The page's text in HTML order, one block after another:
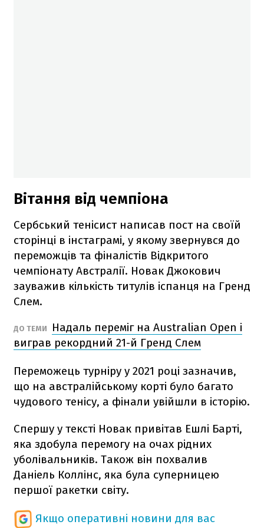
Вітання від чемпіона
Сербський тенісист написав пост на своїй
сторінці в інстаграмі, у якому звернувся до
переможців та фіналістів Відкритого
чемпіонату Австралії. Новак Джокович
зауважив кількість титулів іспанця на Гренд
Слем.
ДО ТЕМИ
Надаль переміг на Australian Open і
виграв рекордний 21-й Гренд Слем
Переможець турніру у 2021 році зазначив,
що на австралійському корті було багато
чудового тенісу, а фінали увійшли в історію.
Спершу у тексті Новак привітав Ешлі Барті,
яка здобула перемогу на очах рідних
уболівальників. Також він похвалив
Даніель Коллінс, яка була суперницею
першої ракетки світу.
Якщо оперативні новини для вас